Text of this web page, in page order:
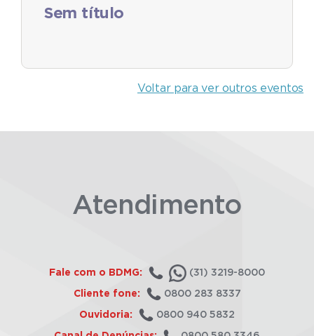
Sem título
Voltar para ver outros eventos
Atendimento
Fale com o BDMG: (31) 3219-8000
Cliente fone: 0800 283 8337
Ouvidoria: 0800 940 5832